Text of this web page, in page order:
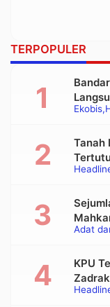
TERPOPULER
Ekobis
Tanah
Adat
Alat
KPU
Bupati